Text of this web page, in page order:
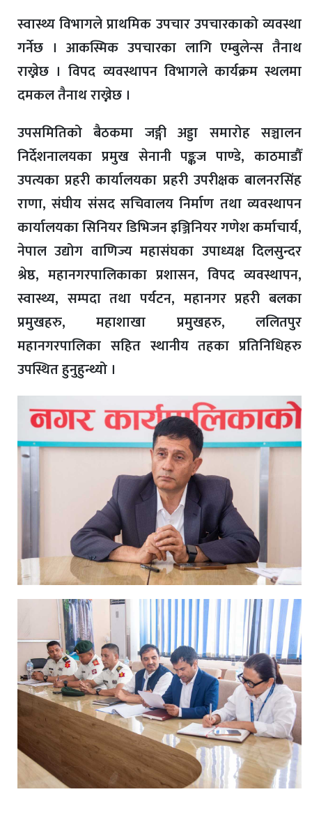
स्वास्थ्य विभागले प्राथमिक उपचार उपचारकाको व्यवस्था
गर्नेछ । आकस्मिक उपचारका लागि एम्बुलेन्स तैनाथ
राख्नेछ । विपद व्यवस्थापन विभागले कार्यक्रम स्थलमा
दमकल तैनाथ राख्नेछ ।
उपसमितिको बैठकमा जङ्गी अड्डा समारोह सञ्चालन
निर्देशनालयका प्रमुख सेनानी पङ्कज पाण्डे, काठमाडौँ
उपत्यका प्रहरी कार्यालयका प्रहरी उपरीक्षक बालनरसिंह
राणा, संघीय संसद सचिवालय निर्माण तथा व्यवस्थापन
कार्यालयका सिनियर डिभिजन इञ्जिनियर गणेश कर्माचार्य,
नेपाल उद्योग वाणिज्य महासंघका उपाध्यक्ष दिलसुन्दर
श्रेष्ठ, महानगरपालिकाका प्रशासन, विपद व्यवस्थापन,
स्वास्थ्य, सम्पदा तथा पर्यटन, महानगर प्रहरी बलका
प्रमुखहरु, महाशाखा प्रमुखहरु, ललितपुर
महानगरपालिका सहित स्थानीय तहका प्रतिनिधिहरु
उपस्थित हुनुहुन्थ्यो ।